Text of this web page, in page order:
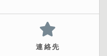
連絡先